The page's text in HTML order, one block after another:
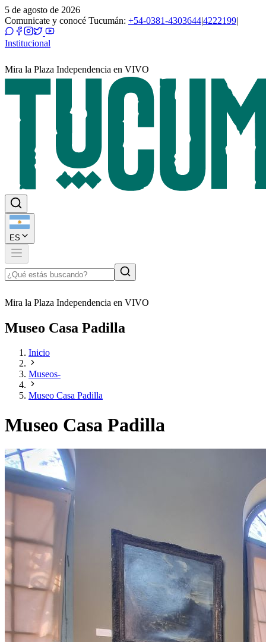
5 de agosto de 2026
Comunicate y conocé Tucumán: +54-0381-4303644|4222199|
Institucional
Mira la Plaza Independencia en VIVO
ES
Mira la Plaza Independencia en VIVO
Museo Casa Padilla
Inicio
Museos-
Museo Casa Padilla
Museo Casa Padilla